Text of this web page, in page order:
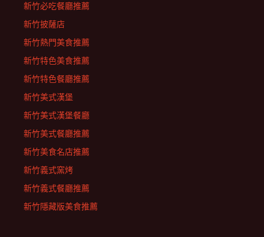
新竹必吃餐廳推薦
新竹披薩店
新竹熱門美食推薦
新竹特色美食推薦
新竹特色餐廳推薦
新竹美式漢堡
新竹美式漢堡餐廳
新竹美式餐廳推薦
新竹美食名店推薦
新竹義式窯烤
新竹義式餐廳推薦
新竹隱藏版美食推薦